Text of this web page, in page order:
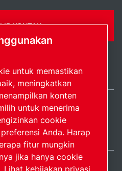
KONTAK
© 2026 Hak Cipta.
/ IN
untuk memastikan
meningkatkan
konten
untuk menerima
cookie
Anda. Harap
fitur mungkin
jika hanya cookie